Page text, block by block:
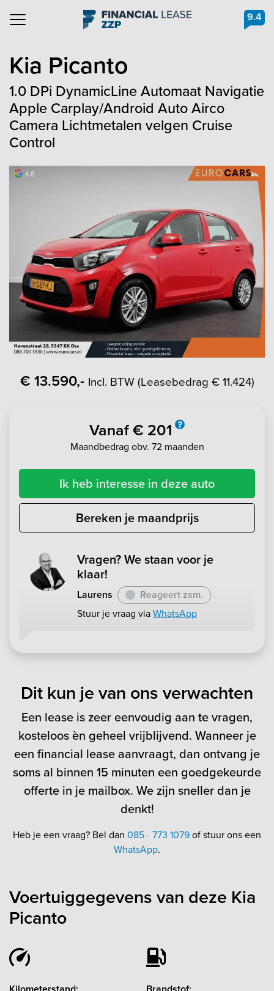
Navigation 9.4
Kia Picanto
1.0 DPi DynamicLine Automaat Navigatie
Apple Carplay/Android Auto Airco
Camera Lichtmetalen velgen Cruise
Control
€ 13.590,- Incl. BTW (Leasebedrag € 11.424)
Vanaf € 201
Maandbedrag obv. 72 maanden
Ik heb interesse in deze auto
Bereken je maandprijs
Vragen? We staan voor je
klaar!
Laurens
Reageert zsm.
Stuur je vraag viaWhatsApp
Dit kun je van ons verwachten
Een lease is zeer eenvoudig aan te vragen,
kosteloos èn geheel vrijblijvend. Wanneer je
een financial lease aanvraagt, dan ontvang je
soms al binnen 15 minuten een goedgekeurde
offerte in je mailbox. We zijn sneller dan je
denkt!
Heb je een vraag? Bel dan 085 - 773 1079of stuur ons een
WhatsApp.
Voertuiggegevens van deze Kia
Picanto